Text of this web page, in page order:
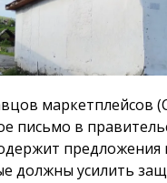
маркетплейсов
письмо в
предложения
должны усилить